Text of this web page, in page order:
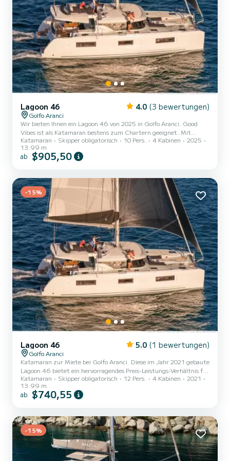
Lagoon 46 4.0 (3 bewertungen)
Golfo Aranci
Wir bieten Ihnen ein Lagoon 46 von 2025 in Golfo Aranci. Good
Vibes ist als Katamaran bestens zum Chartern geeignet. Mit
seinen angenehmen Fahreigenschaften eignet sich dieses Schiff
ideal für einen Törn von einer Woche und mehr. Das Boot hat 6
Kabinen mit allem Komfort und eine Kapazität von 10 Personen.
Umgebung von Golfo Aranci zu verbringen....
Katamaran Skipper obligatorisch 10 Pers. 4 Kabinen
2025
13.99 m
ab $905,50
-15%
Lagoon 46 5.0 (1 bewertungen)
Golfo Aranci
Katamaran zur Miete bei Golfo Aranci. Diese im Jahr 2021 gebaute
Lagoon 46 bietet ein hervorragendes Preis-Leistungs-Verhältnis für
eine mehrtägige oder mehrwöchige Kreuzfahrt. Das Boot verfügt
über 6 komfortable Kabinen und eine Bootskapazität von 10
Personen. Mit einer Gesamtlänge von 14 Metern wird es Ihr bester
Badezimmern mit Dusche ausgestattet. Dieses Boot is...
Katamaran Skipper obligatorisch 12 Pers. 4 Kabinen
2021
13.99 m
ab $740,55
-15%